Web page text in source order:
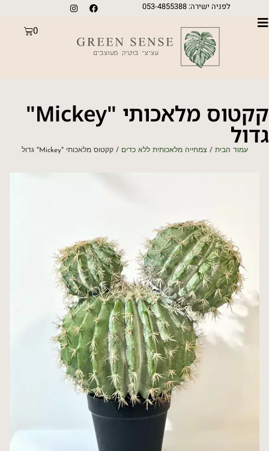
לפניה ישירה: 053-4855388
0
קקטוס מלאכותי "Mickey"
גדול
עמוד הבית / צמחייה מלאכותית ללא כדים / קקטוס מלאכותי "Mickey" גדול